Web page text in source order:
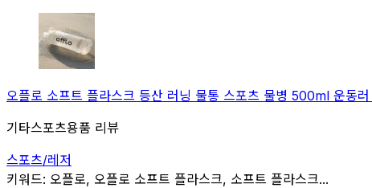
오플로 소프트 플라스크 등산 러닝 물통 스포츠 물병 500ml 운동
기타스포츠용품 리뷰
스포츠/레저
관련
키워드: 오플로, 오플로 소프트 플라스크, 소프트 플라스크...